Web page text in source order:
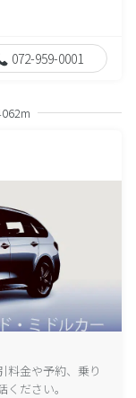
072-959-0001
料金や予約、乗り
ださい。